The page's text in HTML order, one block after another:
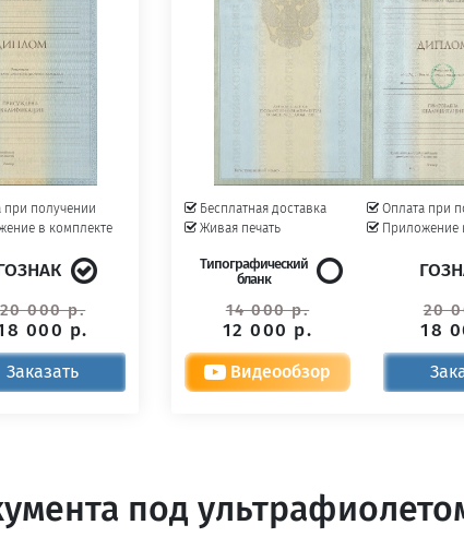
при получении
в комплекте
20 000 р.
000 р.
Заказать
Бесплатная доставка
Живая печать
Оплата при
Приложение
Типографический
бланк
14 000 р.
12 000 р.
20
18
Видеообзор
под